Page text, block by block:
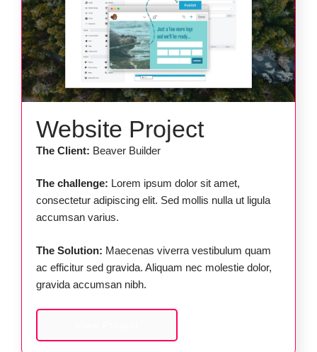
Website Project
The Client: Beaver Builder
The challenge: Lorem ipsum dolor sit amet,
consectetur adipiscing elit. Sed mollis nulla ut ligula
accumsan varius.
The Solution: Maecenas viverra vestibulum quam
ac efficitur sed gravida. Aliquam nec molestie dolor,
gravida accumsan nibh.